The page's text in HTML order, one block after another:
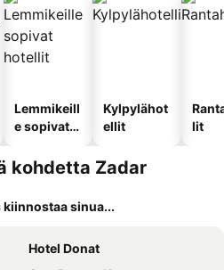
Lemmikeill
e sopivat
Kylpylähot
ellit
lit
kohdetta Zadar
sinua...
Hotel Donat